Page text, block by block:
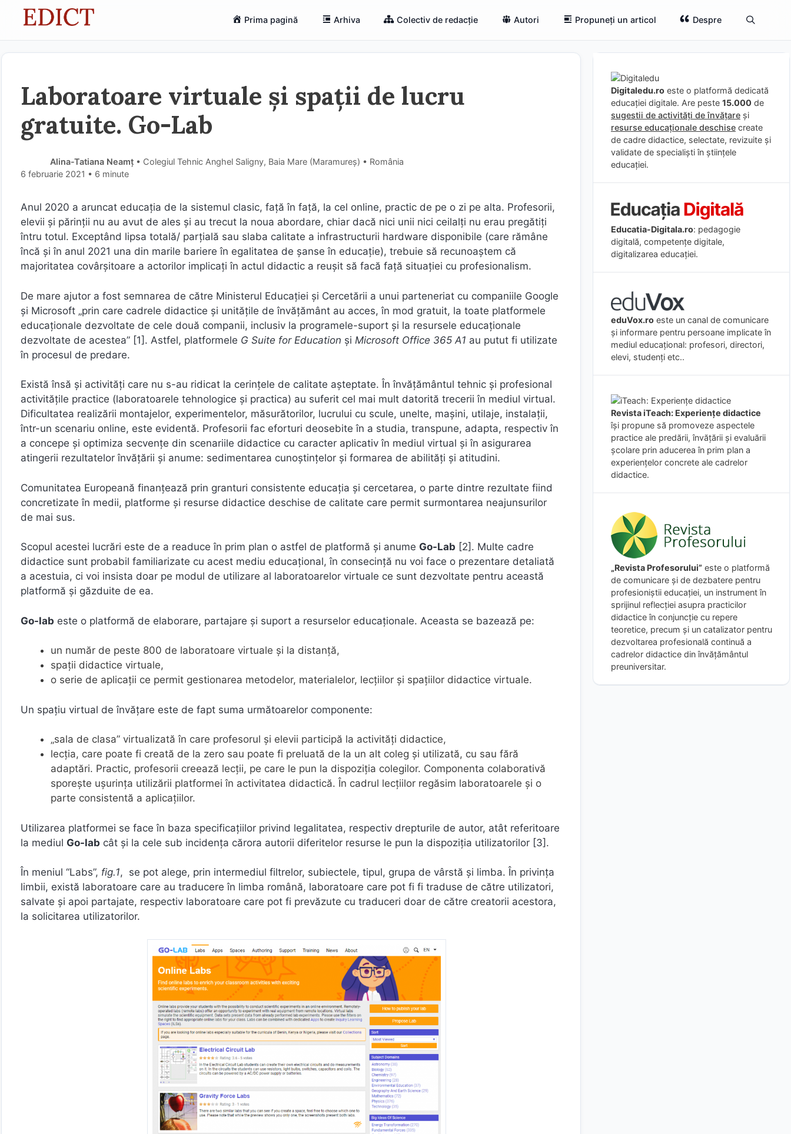
Prima pagină Arhiva Colectiv de redacție Autori Propuneți un articol Despre
Laboratoare virtuale și spații de lucru
gratuite. Go-Lab
Alina-Tatiana Neamț • Colegiul Tehnic Anghel Saligny, Baia Mare (Maramureş) • România
6 februarie 2021 • 6 minute
Anul 2020 a aruncat educația de la sistemul clasic, față în față, la cel online, practic de pe o zi pe alta. Profesorii,
elevii și părinții nu au avut de ales și au trecut la noua abordare, chiar dacă nici unii nici ceilalți nu erau pregătiți
întru totul. Exceptând lipsa totală/ parțială sau slaba calitate a infrastructurii hardware disponibile (care rămâne
încă și în anul 2021 una din marile bariere în egalitatea de șanse în educație), trebuie să recunoaștem că
majoritatea covârșitoare a actorilor implicați în actul didactic a reușit să facă față situației cu profesionalism.
De mare ajutor a fost semnarea de către Ministerul Educației și Cercetării a unui parteneriat cu companiile Google
și Microsoft „prin care cadrele didactice și unitățile de învățământ au acces, în mod gratuit, la toate platformele
educaționale dezvoltate de cele două companii, inclusiv la programele-suport și la resursele educaționale
dezvoltate de acestea” [1]. Astfel, platformele G Suite for Education și Microsoft Office 365 A1 au putut fi utilizate
în procesul de predare.
Există însă și activități care nu s-au ridicat la cerințele de calitate așteptate. În învățământul tehnic și profesional
activitățile practice (laboratoarele tehnologice și practica) au suferit cel mai mult datorită trecerii în mediul virtual.
Dificultatea realizării montajelor, experimentelor, măsurătorilor, lucrului cu scule, unelte, mașini, utilaje, instalații,
într-un scenariu online, este evidentă. Profesorii fac eforturi deosebite în a studia, transpune, adapta, respectiv în
a concepe și optimiza secvențe din scenariile didactice cu caracter aplicativ în mediul virtual și în asigurarea
atingerii rezultatelor învățării și anume: sedimentarea cunoștințelor și formarea de abilități și atitudini.
Comunitatea Europeană finanțează prin granturi consistente educația și cercetarea, o parte dintre rezultate fiind
concretizate în medii, platforme și resurse didactice deschise de calitate care permit surmontarea neajunsurilor
de mai sus.
Scopul acestei lucrări este de a readuce în prim plan o astfel de platformă și anume Go-Lab [2]. Multe cadre
didactice sunt probabil familiarizate cu acest mediu educațional, în consecință nu voi face o prezentare detaliată
a acestuia, ci voi insista doar pe modul de utilizare al laboratoarelor virtuale ce sunt dezvoltate pentru această
platformă și găzduite de ea.
Go-lab este o platformă de elaborare, partajare și suport a resurselor educaționale. Aceasta se bazează pe:
un număr de peste 800 de laboratoare virtuale și la distanță,
spații didactice virtuale,
o serie de aplicații ce permit gestionarea metodelor, materialelor, lecțiilor și spațiilor didactice virtuale.
Un spațiu virtual de învățare este de fapt suma următoarelor componente:
„sala de clasa” virtualizată în care profesorul și elevii participă la activități didactice,
lecția, care poate fi creată de la zero sau poate fi preluată de la un alt coleg și utilizată, cu sau fără
adaptări. Practic, profesorii creează lecții, pe care le pun la dispoziția colegilor. Componenta colaborativă
sporește ușurința utilizării platformei în activitatea didactică. În cadrul lecțiilor regăsim laboratoarele și o
parte consistentă a aplicațiilor.
Utilizarea platformei se face în baza specificațiilor privind legalitatea, respectiv drepturile de autor, atât referitoare
la mediul Go-lab cât și la cele sub incidența cărora autorii diferitelor resurse le pun la dispoziția utilizatorilor [3].
În meniul “Labs”, fig.1, se pot alege, prin intermediul filtrelor, subiectele, tipul, grupa de vârstă și limba. În privința
limbii, există laboratoare care au traducere în limba română, laboratoare care pot fi fi traduse de către utilizatori,
salvate și apoi partajate, respectiv laboratoare care pot fi prevăzute cu traduceri doar de către creatorii acestora,
la solicitarea utilizatorilor.
Digitaledu.ro este o platformă dedicată
educației digitale. Are peste 15.000 de
sugestii de activități de învățare și
resurse educaționale deschise create
de cadre didactice, selectate, revizuite și
validate de specialiști în științele
educației.
Educatia-Digitala.ro: pedagogie
digitală, competențe digitale,
digitalizarea educației.
eduVox.ro este un canal de comunicare
și informare pentru persoane implicate în
mediul educațional: profesori, directori,
elevi, studenți etc..
Revista iTeach: Experienţe didactice
îşi propune să promoveze aspectele
practice ale predării, învăţării şi evaluării
şcolare prin aducerea în prim plan a
experienţelor concrete ale cadrelor
didactice.
„Revista Profesorului” este o platformă
de comunicare și de dezbatere pentru
profesioniștii educației, un instrument în
sprijinul reflecției asupra practicilor
didactice în conjuncție cu repere
teoretice, precum și un catalizator pentru
dezvoltarea profesională continuă a
cadrelor didactice din învățământul
preuniversitar.